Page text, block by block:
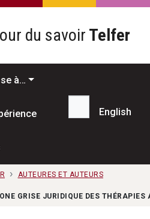
du savoir Telfer
à…
Recherche...
English
AUTEURES ET AUTEURS
GRISE JURIDIQUE DES THÉRAPIES